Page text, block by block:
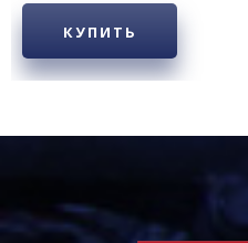
КУПИТЬ